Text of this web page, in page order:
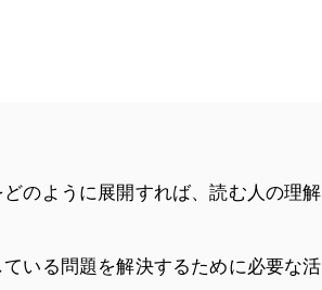
のように展開すれば、読む人の理解
いる問題を解決するために必要な活